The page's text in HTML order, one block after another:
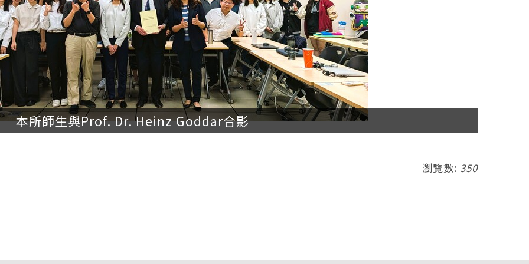
本所師生與Prof. Dr. Heinz Goddar合影
瀏覽數: 350